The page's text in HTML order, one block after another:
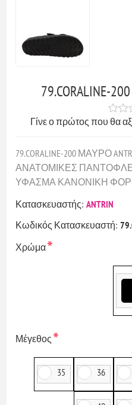
79.CORALINE-
Γίνε ο πρώτος που θα
79.CORALINE-200 ΜΑΥΡΟ
ΑΝΑΤΟΜΙΚΕΣ
ΥΦΑΣΜΑ ΚΑΝΟΝΙΚΗ
Κατασκευαστής: ANTRIN
Κωδικός Κατασκευαστή:
Χρώμα*
Μέγεθος*
35 36